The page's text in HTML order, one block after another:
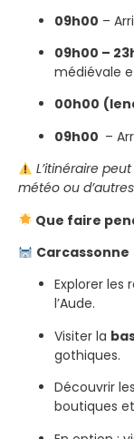
09h00 –
09h00 –
médiévale
00h00
09h00 –
L’itinéraire
météo ou
Que faire
Carcassonne
Explorer les
l’Aude.
Visiter la
gothiques.
Découvrir
boutiques